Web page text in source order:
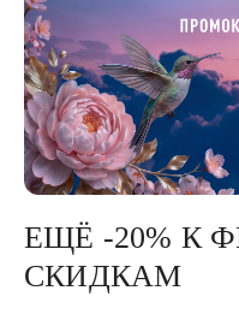
ЕЩЁ -20% К
СКИДКАМ